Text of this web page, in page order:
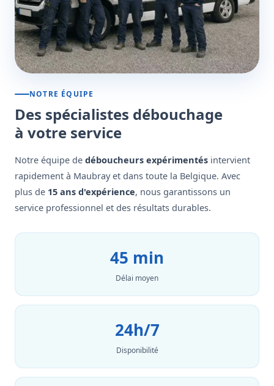
NOTRE ÉQUIPE
Des spécialistes débouchage
à votre service
Notre équipe de déboucheurs expérimentés intervient
rapidement à Maubray et dans toute la Belgique. Avec
plus de 15 ans d'expérience, nous garantissons un
service professionnel et des résultats durables.
45 min
Délai moyen
24h/7
Disponibilité